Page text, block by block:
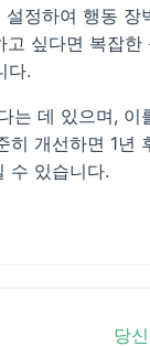
정하여 행동 장
싶다면 복잡
다.
는 데 있으며, 이
개선하면 1년
수 있습니다.
당